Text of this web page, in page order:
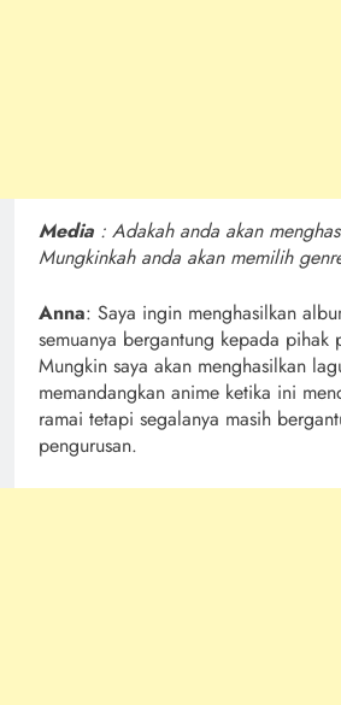
Media : Adakah anda akan
Mungkinkah anda akan memilih
Anna: Saya ingin menghasilkan
semuanya bergantung kepada pihak
Mungkin saya akan menghasilkan
memandangkan anime ketika ini
ramai tetapi segalanya masih
pengurusan.